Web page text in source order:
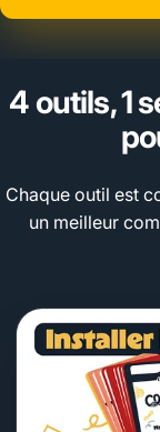
4 outils, 1
Chaque outil est
un meilleur